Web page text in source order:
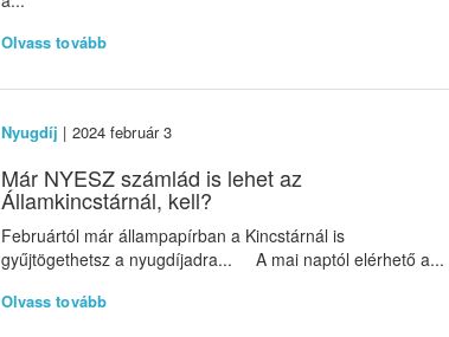
Olvass tovább
Nyugdíj | 2024 február 3
Már NYESZ számlád is lehet az
Államkincstárnál, kell?
Februártól már állampapírban a Kincstárnál is
gyűjtögethetsz a nyugdíjadra... A mai naptól elérhető a...
Olvass tovább